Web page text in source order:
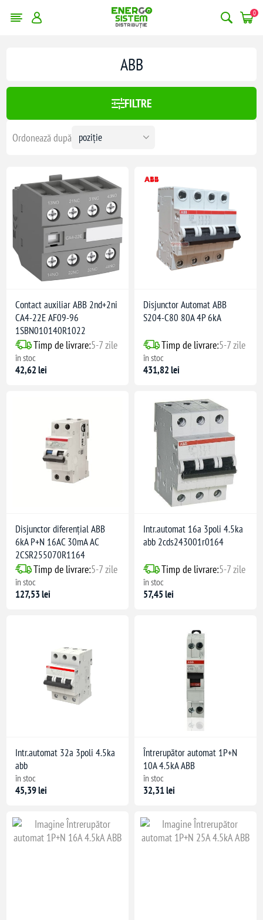
0
filtrele
ABB
FILTRE
Ordonează după
Contact auxiliar ABB 2nd+2ni
CA4-22E AF09-96
1SBN010140R1022
Timp de livrare:5-7 zile
în stoc
42,62 lei
Disjunctor Automat ABB
S204-C80 80A 4P 6kA
Timp de livrare:5-7 zile
în stoc
431,82 lei
Disjunctor diferențial ABB
6kA P+N 16AC 30mA AC
2CSR255070R1164
Timp de livrare:5-7 zile
în stoc
127,53 lei
Intr.automat 16a 3poli 4.5ka
abb 2cds243001r0164
Timp de livrare:5-7 zile
în stoc
57,45 lei
Intr.automat 32a 3poli 4.5ka
abb
în stoc
45,39 lei
Întrerupător automat 1P+N
10A 4.5kA ABB
în stoc
32,31 lei